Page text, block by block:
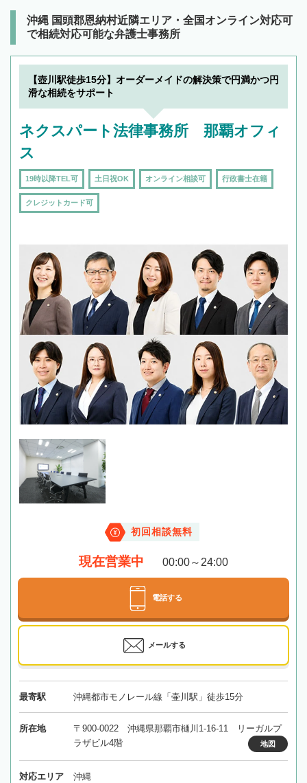
沖縄 国頭郡恩納村近隣エリア・全国オンライン対応可
で相続対応可能な弁護士事務所
【壺川駅徒歩15分】オーダーメイドの解決策で円満かつ円
滑な相続をサポート
ネクスパート法律事務所 那覇オフィ
ス
19時以降TEL可 土日祝OK オンライン相談可 行政書士在籍
クレジットカード可
初回相談無料
現在営業中 00:00～24:00
電話する
メールする
最寄駅 沖縄都市モノレール線「壷川駅」徒歩15分
所在地
〒900-0022 沖縄県那覇市樋川1-16-11 リーガルプ
ラザビル4階
地図
対応エリア 沖縄